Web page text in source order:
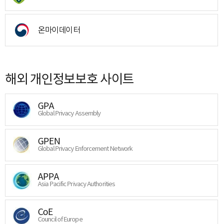
온마이데이터
해외 개인정보보호 사이트
GPA
Global Privacy Assembly
GPEN
Global Privacy Enforcement Network
APPA
Asia Pacific Privacy Authorities
CoE
Council of Europe